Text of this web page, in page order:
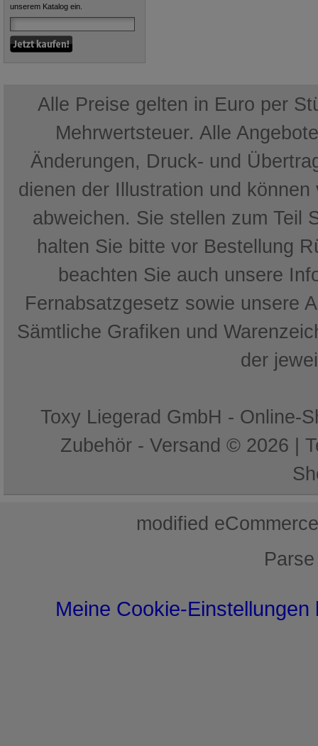
unserem Katalog ein.
Alle Preise gelten in Euro per
Mehrwertsteuer. Alle
Änderungen, Druck- und
dienen der Illustration und
abweichen. Sie stellen zum Teil
halten Sie bitte vor Bestellung
beachten Sie auch unsere
Fernabsatzgesetz sowie unsere
Sämtliche Grafiken und
der
Toxy Liegerad GmbH - Online-
Zubehör - Versand © 2026 |
mod ified
Meine Cookie-